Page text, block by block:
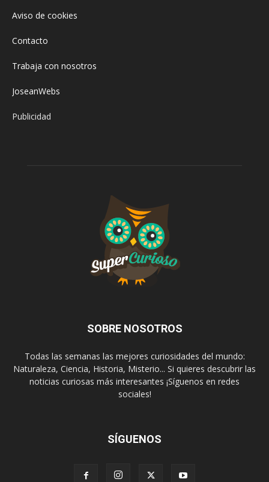
Aviso de cookies
Contacto
Trabaja con nosotros
JoseanWebs
Publicidad
SOBRE NOSOTROS
Todas las semanas las mejores curiosidades del mundo:
Naturaleza, Ciencia, Historia, Misterio... Si quieres descubrir las
noticias curiosas más interesantes ¡Síguenos en redes
sociales!
SÍGUENOS